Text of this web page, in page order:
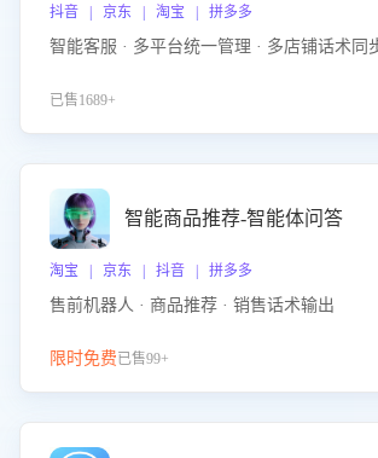
抖音 | 京东 | 淘宝 | 拼多多
智能客服 · 多平台统一管理 · 多店铺话术同
已售1689+
智能商品推荐-智能体问答
淘宝 | 京东 | 抖音 | 拼多多
售前机器人 · 商品推荐 · 销售话术输出
限时免费已售99+